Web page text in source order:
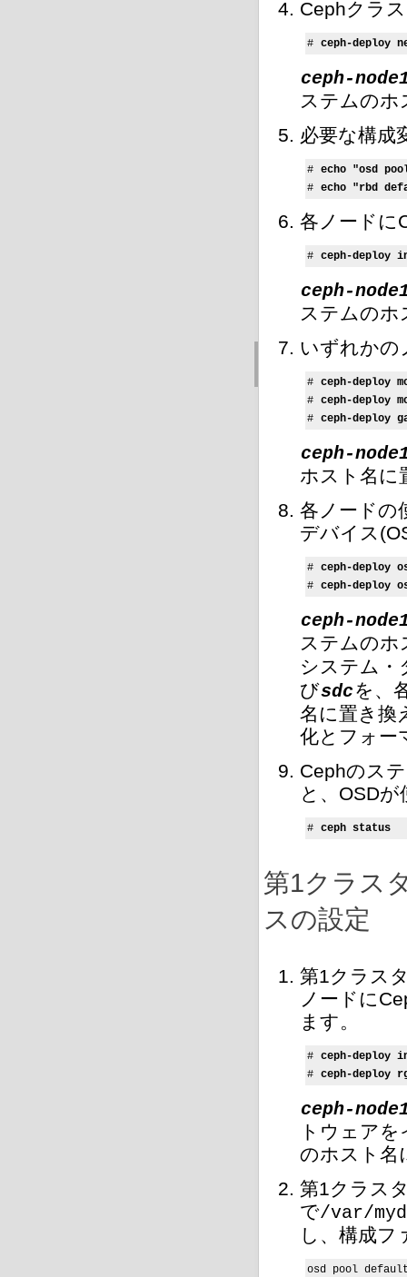
Cephクラ
# ceph-deploy
ceph-
ステムのホ
必要な構成
# echo "osd
# echo "rbd
各ノードに
# ceph-
ceph-
ステムのホ
いずれかの
# ceph-deploy
# ceph-deploy
# ceph-deploy
ceph-
ホスト名に
各ノードの
デバイス
# ceph-deploy
# ceph-deploy
ceph-
ステムのホ
システム・
びsdcを、
名に置き換
化とフォー
Cephのス
と、OSD
# ceph status
第1クラス
スの設定
第1クラス
ノードに
ます。
# ceph-
# ceph-deploy
ceph-
トウェア
のホスト名
第1クラス
で/var/
し、構成フ
osd pool